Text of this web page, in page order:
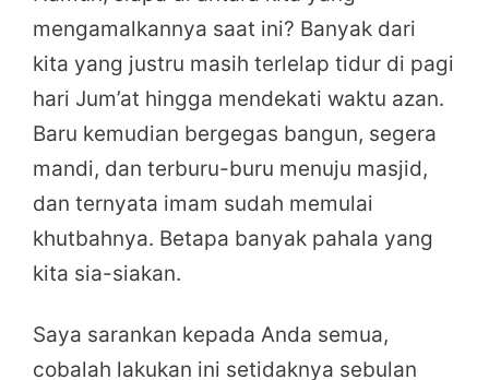
mengamalkannya saat ini? Banyak dari
kita yang justru masih terlelap tidur di pagi
hari Jum’at hingga mendekati waktu azan.
Baru kemudian bergegas bangun, segera
mandi, dan terburu-buru menuju masjid,
dan ternyata imam sudah memulai
khutbahnya. Betapa banyak pahala yang
kita sia-siakan.
Saya sarankan kepada Anda semua,
cobalah lakukan ini setidaknya sebulan